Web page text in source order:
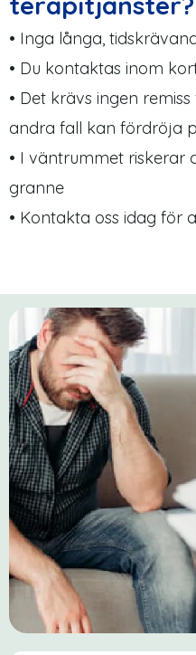
• Inga långa,
• Du kontaktas inom
• Det krävs ingen
andra fall kan fördröja
• I väntrummet riskerar
granne
• Kontakta oss idag för